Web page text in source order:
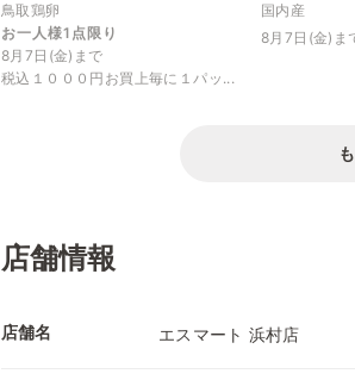
鳥取鶏卵
お一人様1点限り
8月7日(金)まで
税込１０００円お買上毎に１パッ...
国内産
8月7日(金)ま
店舗情報
店舗名 エスマート 浜村店